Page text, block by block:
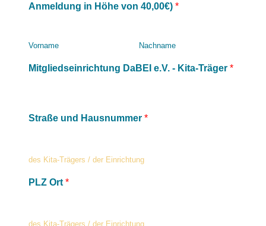
Anmeldung in Höhe von 40,00€)*
Vorname Nachname
Mitgliedseinrichtung DaBEI e.V. - Kita-Träger*
Straße und Hausnummer*
des Kita-Trägers / der Einrichtung
PLZ Ort*
des Kita-Trägers / der Einrichtung